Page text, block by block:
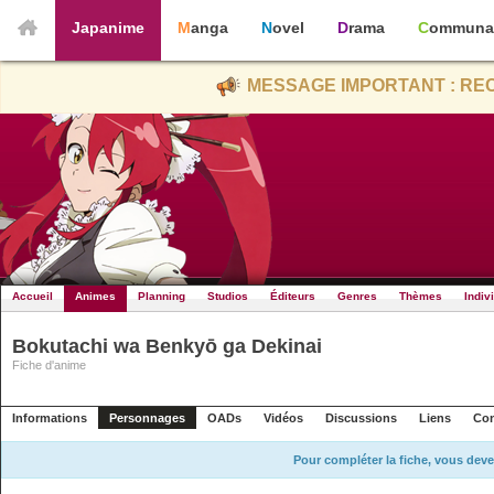
Japanime Manga Novel Drama
MESSAGE IMPORTANT :
Accueil Animes Planning Studios Éditeurs Genres Thèmes
Bokutachi wa Benkyō ga Dekinai
Fiche d'anime
Informations Personnages OADs Vidéos Discussions Liens
Pour compléter la fiche, vous